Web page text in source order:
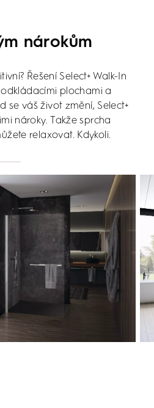
nárokům
Řešení Select+ Walk-In
plochami a
se váš život změní, Select+
nároky. Takže sprcha
relaxovat. Kdykoli.